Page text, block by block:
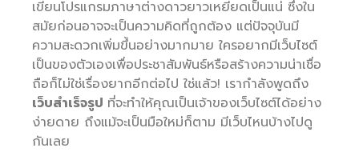
เขียนโปรแกรมภาษาต่างดาวยาวเหยียดเป็นแน่ ซึ่งใน
สมัยก่อนอาจจะเป็นความคิดที่ถูกต้อง แต่ปัจจุบันมี
ความสะดวกเพิ่มขึ้นอย่างมากมาย ใครอยากมีเว็บไซต์
เป็นของตัวเองเพื่อประชาสัมพันธ์หรือสร้างความน่าเชื่อ
ถือก็ไม่ใช่เรื่องยากอีกต่อไป ใช่แล้ว! เรากำลังพูดถึง
เว็บสำเร็จรูป ที่จะทำให้คุณเป็นเจ้าของเว็บไซต์ได้อย่าง
ง่ายดาย ถึงแม้จะเป็นมือใหม่ก็ตาม มีเว็บไหนบ้างไปดู
กันเลย